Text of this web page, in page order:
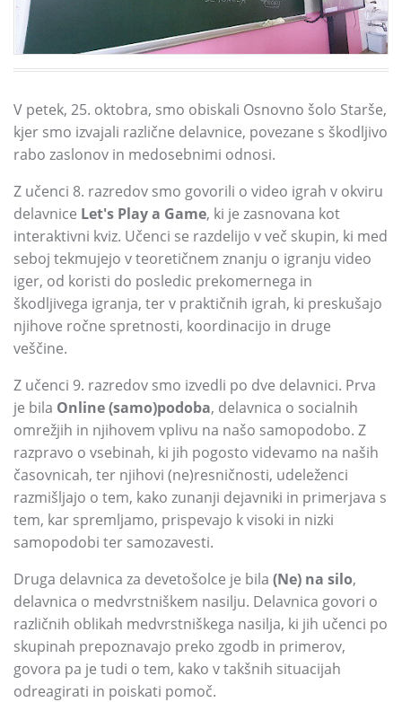
V petek, 25. oktobra, smo obiskali Osnovno šolo Starše,
kjer smo izvajali različne delavnice, povezane s škodljivo
rabo zaslonov in medosebnimi odnosi.
Z učenci 8. razredov smo govorili o video igrah v okviru
delavnice Let's Play a Game, ki je zasnovana kot
interaktivni kviz. Učenci se razdelijo v več skupin, ki med
seboj tekmujejo v teoretičnem znanju o igranju video
iger, od koristi do posledic prekomernega in
škodljivega igranja, ter v praktičnih igrah, ki preskušajo
njihove ročne spretnosti, koordinacijo in druge
veščine.
Z učenci 9. razredov smo izvedli po dve delavnici. Prva
je bila Online (samo)podoba, delavnica o socialnih
omrežjih in njihovem vplivu na našo samopodobo. Z
razpravo o vsebinah, ki jih pogosto videvamo na naših
časovnicah, ter njihovi (ne)resničnosti, udeleženci
razmišljajo o tem, kako zunanji dejavniki in primerjava s
tem, kar spremljamo, prispevajo k visoki in nizki
samopodobi ter samozavesti.
Druga delavnica za devetošolce je bila (Ne) na silo,
delavnica o medvrstniškem nasilju. Delavnica govori o
različnih oblikah medvrstniškega nasilja, ki jih učenci po
skupinah prepoznavajo preko zgodb in primerov,
govora pa je tudi o tem, kako v takšnih situacijah
odreagirati in poiskati pomoč.